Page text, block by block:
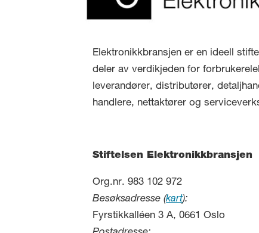
Elektronikkbransjen er en ideell
deler av verdikjeden for
leverandører, distributører,
handlere, nettaktører og
Stiftelsen Elektronikkbransjen
Org.nr. 983 102 972
Besøksadresse (kart):
Fyrstikkalléen 3 A, 0661 Oslo